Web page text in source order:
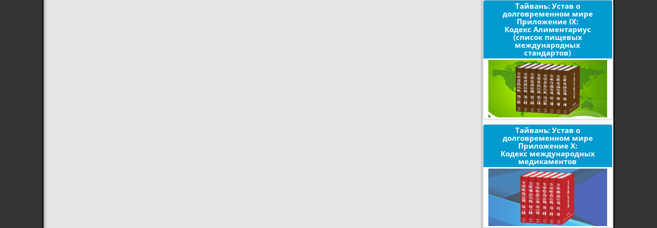
Тайвань: Устав о
долговременном мире
Приложение IX:
Кодекс Алиментариус
(список пищевых
международных
стандартов)
Тайвань: Устав о
долговременном мире
Приложение X:
Кодекс международных
медикаментов